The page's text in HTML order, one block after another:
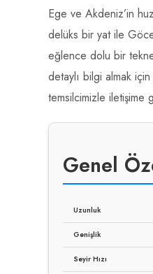
Ege ve Akdeniz’in
delüks bir yat ile
eğlence dolu bir
detaylı bilgi almak
temsilcimizle iletişime
Genel
Uzunluk
Genişlik
Seyir Hızı